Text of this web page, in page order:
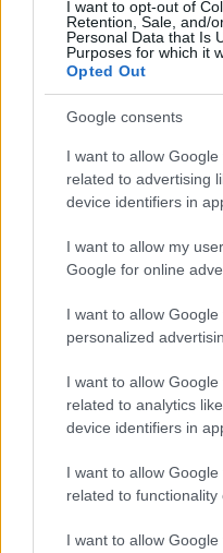
I want to opt-out of
Retention, Sale, and/
Personal Data that Is
Purposes for which it
Opted Out
Google consents
I want to allow
related to advertising
device identifiers in
I want to allow my
Google for online
I want to allow
personalized
I want to allow
related to analytics
device identifiers in
I want to allow
related to functionality
I want to allow
Salom is a légfalba
találta el, a mostani
kérdést, mennyire
bizonyos pontjain.
Martin pechsorozata
a kvalifikáción és a
futamon csapattársa,
így pont nélkül zárta
újabb nagy esést